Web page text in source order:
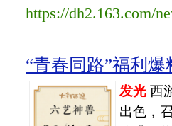
https://dh2.163.com/
“青春同路”福利
发光 西
出色，